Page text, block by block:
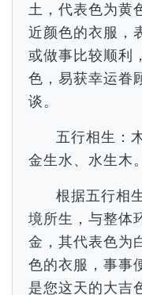
土，代表色为黄
近颜色的衣服，
或做事比较顺利
色，易获幸运眷
谈。
五行相生：
金生水、水生木。
根据五行相
境所生，与整体
金，其代表色为
色的衣服，事事
是您这天的大吉